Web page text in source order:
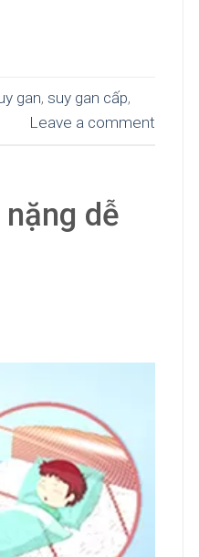
gan, suy gan cấp,
Leave a comment
dễ